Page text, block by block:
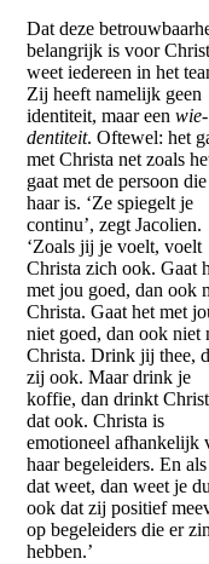
Dat deze
belangrijk is voor
weet iedereen in het
Zij heeft namelijk geen
identiteit, maar eenwie-
dentiteit. Oftewel: het
met Christa net zoals
gaat met de persoon
haar is. ‘Ze spiegelt je
continu’, zegt Jacolien.
‘Zoals jij je voelt, voelt
Christa zich ook. Gaat
met jou goed, dan ook
Christa. Gaat het met
niet goed, dan ook niet
Christa. Drink jij thee,
zij ook. Maar drink je
koffie, dan drinkt
dat ook. Christa is
emotioneel afhankelijk
haar begeleiders. En
dat weet, dan weet je
ook dat zij positief
op begeleiders die er
hebben.’